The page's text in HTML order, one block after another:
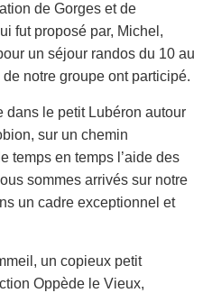
de Gorges et de
fut proposé par, Michel,
un séjour randos du 10 au
notre groupe ont participé.
dans le petit Lubéron autour
sur un chemin
temps en temps l’aide des
sommes arrivés sur notre
un cadre exceptionnel et
un copieux petit
Oppède le Vieux,